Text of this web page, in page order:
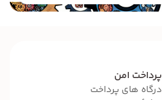
پرداخت امن
درگاه های پرداخت